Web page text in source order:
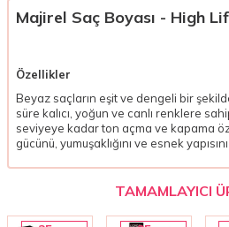
Majirel Saç Boyası - High
Özellikler
Beyaz saçların eşit ve dengeli bir
süre kalıcı, yoğun ve canlı renklere
seviyeye kadar ton açma ve kapama
gücünü, yumuşaklığını ve esnek
TAMAMLAYICI